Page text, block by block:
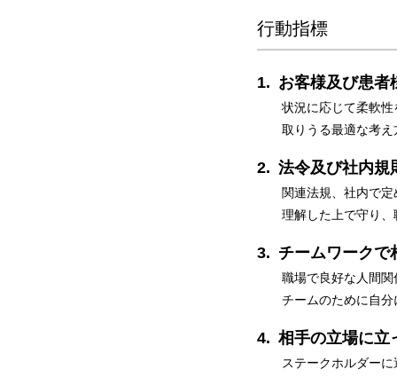
行動指標
お客様及び患者
状況に応じて柔軟
取りうる最適な考
法令及び社内規
関連法規、社内で
理解した上で守り
チームワークで
職場で良好な人間
チームのために自
相手の立場に立
ステークホルダー